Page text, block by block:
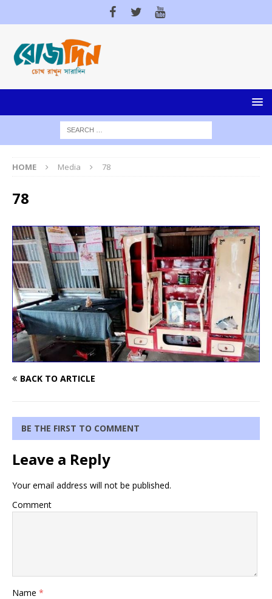
HOME Media 78
78
BACK TO ARTICLE
BE THE FIRST TO COMMENT
Leave a Reply
Your email address will not be published.
Comment
Name *